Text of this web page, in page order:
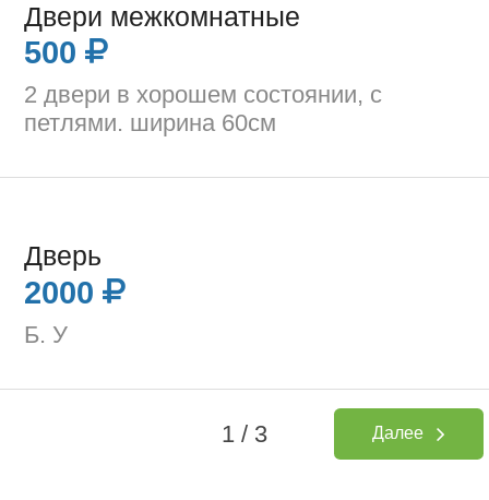
Двери межкомнатные
500
2 двери в хорошем состоянии, с
петлями. ширина 60см
Дверь
2000
Б. У
1 / 3 Далее